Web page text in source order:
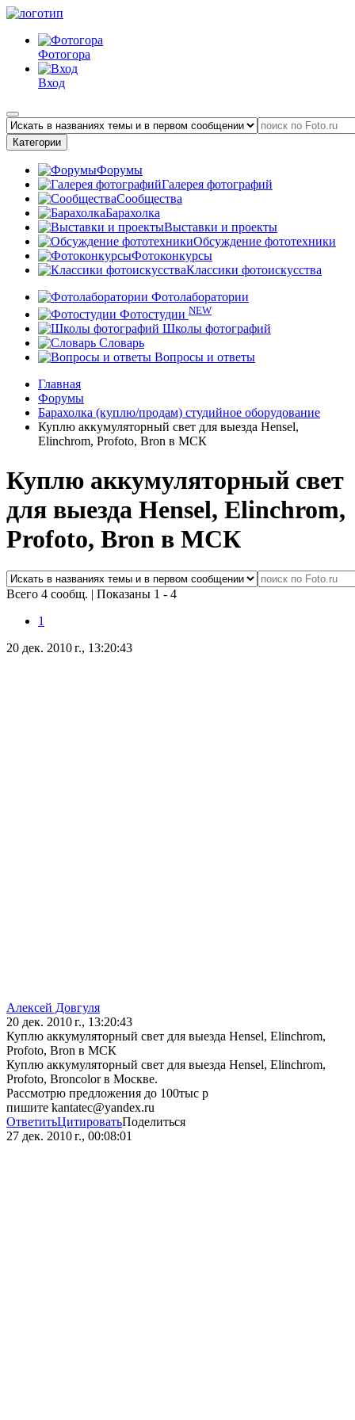
Фотогора
Вход
Категории
Форумы
Галерея фотографий
Сообщества
Барахолка
Выставки и проекты
Обсуждение фототехники
Фотоконкурсы
Классики фотоискусства
Фотолаборатории
Фотостудии NEW
Школы фотографий
Словарь
Вопросы и ответы
Главная
Форумы
Барахолка (куплю/продам) студийное оборудование
Куплю аккумуляторный свет для выезда Hensel,
Elinchrom, Profoto, Bron в МСК
Куплю аккумуляторный свет
для выезда Hensel, Elinchrom,
Profoto, Bron в МСК
Всего 4 сообщ. | Показаны 1 - 4
1
20 дек. 2010 г., 13:20:43
Алексей Довгуля
20 дек. 2010 г., 13:20:43
Куплю аккумуляторный свет для выезда Hensel, Elinchrom,
Profoto, Bron в МСК
Куплю аккумуляторный свет для выезда Hensel, Elinchrom,
Profoto, Broncolor в Москве.
Рассмотрю предложения до 100тыс р
пишите kantatec@yandex.ru
ОтветитьЦитироватьПоделиться
27 дек. 2010 г., 00:08:01